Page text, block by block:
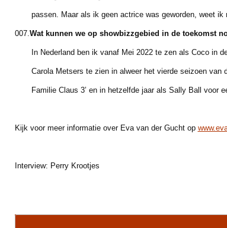
passen. Maar als ik geen actrice was geworden, weet ik
007.Wat kunnen we op showbizzgebied in de toekomst
In Nederland ben ik vanaf Mei 2022 te zen als Coco in de
Carola Metsers te zien in alweer het vierde seizoen van
Familie Claus 3’ en in hetzelfde jaar als Sally Ball voor
Kijk voor meer informatie over Eva van der Gucht op
Interview: Perry Krootjes